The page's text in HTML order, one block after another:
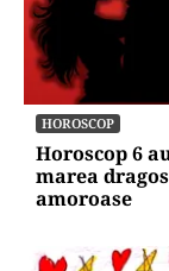
HOROSCOP
Horoscop 6
marea
amoroase